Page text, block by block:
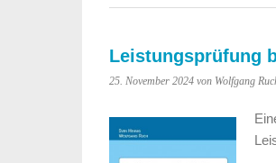
Leistungsprüfung
25. November 2024 von Wolfgang